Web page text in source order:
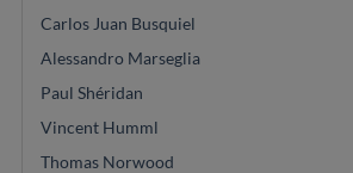
Carlos Juan Busquiel
Alessandro Marseglia
Paul Shéridan
Vincent Humml
Thomas Norwood